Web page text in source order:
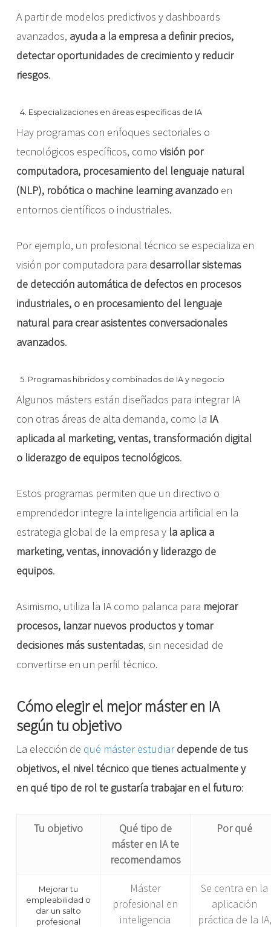
A partir de modelos predictivos y dashboards
avanzados, ayuda a la empresa a definir precios,
detectar oportunidades de crecimiento y reducir
riesgos.
4. Especializaciones en áreas específicas de IA
Hay programas con enfoques sectoriales o
tecnológicos específicos, como visión por
computadora, procesamiento del lenguaje natural
(NLP), robótica o machine learning avanzado en
entornos científicos o industriales.
Por ejemplo, un profesional técnico se especializa en
visión por computadora para desarrollar sistemas
de detección automática de defectos en procesos
industriales, o en procesamiento del lenguaje
natural para crear asistentes conversacionales
avanzados.
5. Programas híbridos y combinados de IA y negocio
Algunos másters están diseñados para integrar IA
con otras áreas de alta demanda, como la IA
aplicada al marketing, ventas, transformación digital
o liderazgo de equipos tecnológicos.
Estos programas permiten que un directivo o
emprendedor integre la inteligencia artificial en la
estrategia global de la empresa y la aplica a
marketing, ventas, innovación y liderazgo de
equipos.
Asimismo, utiliza la IA como palanca para mejorar
procesos, lanzar nuevos productos y tomar
decisiones más sustentadas, sin necesidad de
convertirse en un perfil técnico.
Cómo elegir el mejor máster en IA
según tu objetivo
La elección de qué máster estudiar depende de tus
objetivos, el nivel técnico que tienes actualmente y
en qué tipo de rol te gustaría trabajar en el futuro:
Tu objetivo
Qué tipo de
máster en IA te
recomendamos
Por qué
Mejorar tu
empleabilidad o
dar un salto
profesional
Máster
profesional en
inteligencia
Se centra en la
aplicación
práctica de la IA,